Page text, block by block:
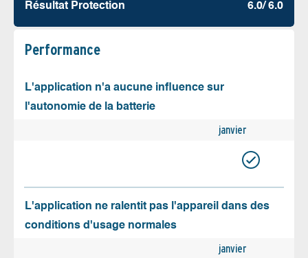
Résultat Protection 6.0/ 6.0
Performance
L'application n'a aucune influence sur
l'autonomie de la batterie
janvier
L'application ne ralentit pas l'appareil dans des
conditions d'usage normales
janvier